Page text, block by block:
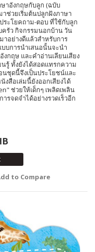
าอังกฤษกับลูก (ฉบับ
าช่วยเริ่มต้นปลูกฝังภาษา
ระโยคถาม-ตอบ ที่ใช้กับลูก
รัว กิจกรรมนอกบ้าน วัน
อย่างดีแล้วสำหรับการ
บการนำเสนอนั้นจะนำ
กฤษ และคำอ่านเลียนเสียง
รู้ ทั้งยังได้สอดแทรกความ
นชุดนี้จึงเป็นประโยชน์และ
สือเล่มนี้ยังออกเสียงได้
ช่วยให้เด็กๆ เพลิดเพลิน
รจดจำได้อย่างรวดเร็วอีก
to Compare